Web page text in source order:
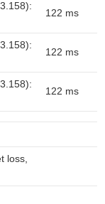
122 ms
122 ms
122 ms
loss,